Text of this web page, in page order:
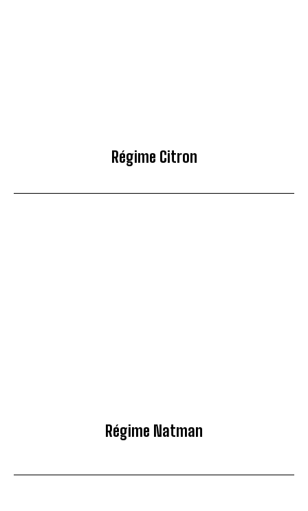
Régime Citron
Régime Natman